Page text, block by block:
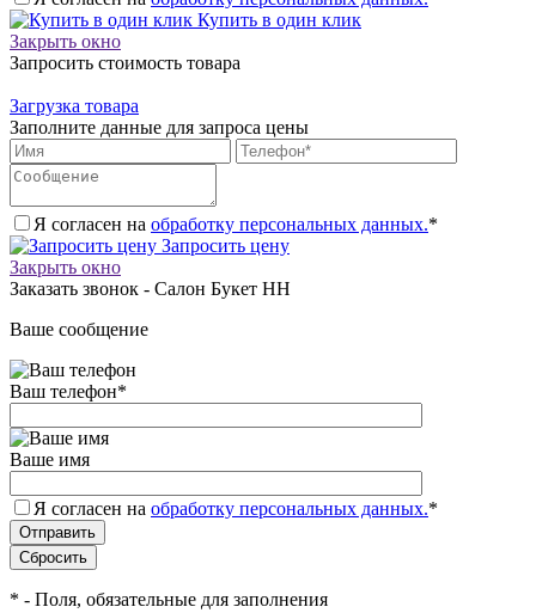
Купить в один клик
Закрыть окно
Запросить стоимость товара
Загрузка товара
Заполните данные для запроса цены
Я согласен на обработку персональных данных.*
Запросить цену
Закрыть окно
Заказать звонок - Салон Букет НН
Ваше сообщение
Ваш телефон*
Ваше имя
Я согласен на обработку персональных данных.*
* - Поля, обязательные для заполнения